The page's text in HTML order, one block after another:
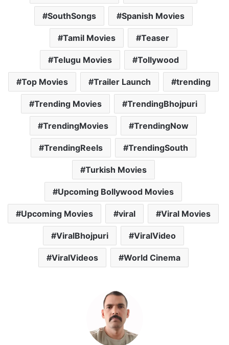
SouthSongs Spanish Movies
Tamil Movies Teaser
Telugu Movies Tollywood
Top Movies Trailer Launch trending
Trending Movies TrendingBhojpuri
TrendingMovies TrendingNow
TrendingReels TrendingSouth
Turkish Movies
Upcoming Bollywood Movies
Upcoming Movies viral Viral Movies
ViralBhojpuri ViralVideo
ViralVideos World Cinema